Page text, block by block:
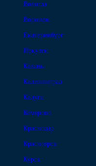
Вологда
Воронеж
Екатеринбург
Иркутск
Казань
Калининград
Калуга
Кемерово
Краснодар
Красноярск
Курск